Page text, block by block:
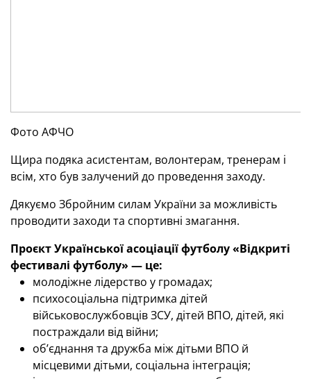
Фото АФЧО
Щира подяка асистентам, волонтерам, тренерам і
всім, хто був залучений до проведення заходу.
Дякуємо Збройним силам України за можливість
проводити заходи та спортивні змагання.
Проєкт Української асоціації футболу «Відкриті
фестивалі футболу» — це:
молодіжне лідерство у громадах;
психосоціальна підтримка дітей
військовослужбовців ЗСУ, дітей ВПО, дітей, які
постраждали від війни;
об’єднання та дружба між дітьми ВПО й
місцевими дітьми, соціальна інтеграція;